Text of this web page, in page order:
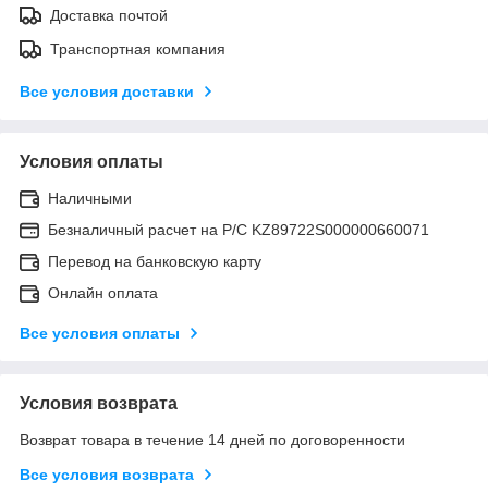
Доставка почтой
Транспортная компания
Все условия доставки
Условия оплаты
Наличными
Безналичный расчет на Р/С KZ89722S000000660071
Перевод на банковскую карту
Онлайн оплата
Все условия оплаты
Условия возврата
Возврат товара в течение 14 дней по договоренности
Все условия возврата